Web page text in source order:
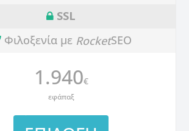
SSL
Φιλοξενία με RocketSEO
1.940€
εφάπαξ